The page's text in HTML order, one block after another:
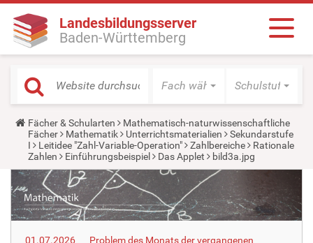
Landesbildungsserver
Baden-Württemberg
Fach wählen Schulstufe
Y
o
u
a
r
e
h
e
r
e
Fächer & Schularten
Mathematisch-naturwissenschaftliche
Fächer
Mathematik Unterrichtsmaterialien
Sekundarstufe
I
Leitidee "Zahl-Variable-Operation" Zahlbereiche
Rationale
Zahlen
Einführungsbeispiel Das Applet bild3a.jpg
01.07.2026
Problem des Monats der vergangenen